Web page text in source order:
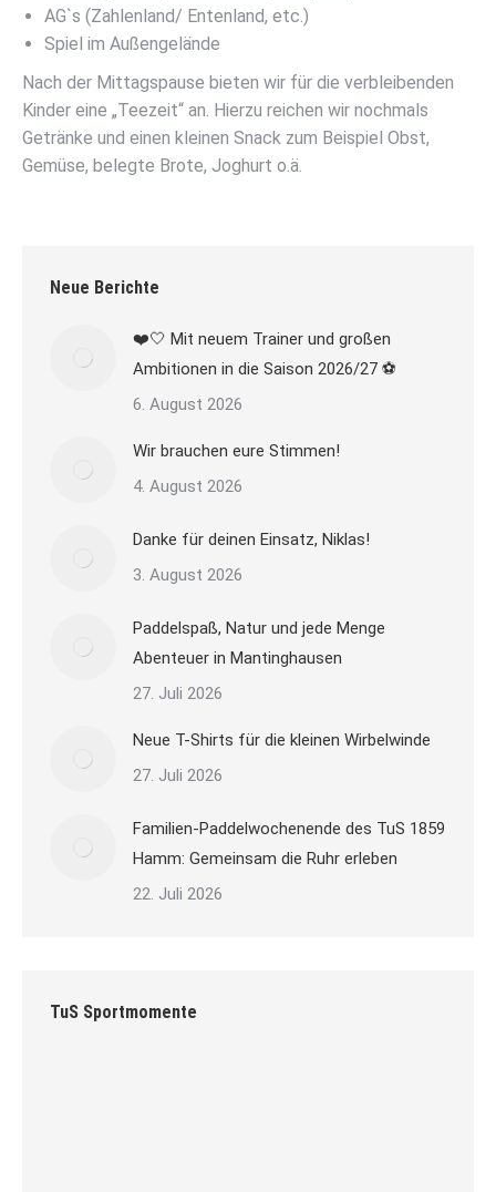
AG`s (Zahlenland/ Entenland, etc.)
Spiel im Außengelände
Nach der Mittagspause bieten wir für die verbleibenden
Kinder eine „Teezeit“ an. Hierzu reichen wir nochmals
Getränke und einen kleinen Snack zum Beispiel Obst,
Gemüse, belegte Brote, Joghurt o.ä.
Neue Berichte
❤️🤍 Mit neuem Trainer und großen
Ambitionen in die Saison 2026/27 ⚽
6. August 2026
Wir brauchen eure Stimmen!
4. August 2026
Danke für deinen Einsatz, Niklas!
3. August 2026
Paddelspaß, Natur und jede Menge
Abenteuer in Mantinghausen
27. Juli 2026
Neue T-Shirts für die kleinen Wirbelwinde
27. Juli 2026
Familien-Paddelwochenende des TuS 1859
Hamm: Gemeinsam die Ruhr erleben
22. Juli 2026
TuS Sportmomente